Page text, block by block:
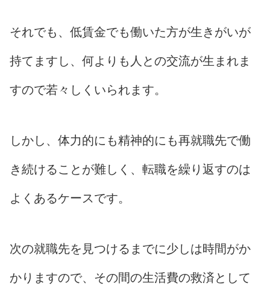
それでも、低賃金でも働いた方が生きがいが
持てますし、何よりも人との交流が生まれま
すので若々しくいられます。
しかし、体力的にも精神的にも再就職先で働
き続けることが難しく、転職を繰り返すのは
よくあるケースです。
次の就職先を見つけるまでに少しは時間がか
かりますので、その間の生活費の救済として